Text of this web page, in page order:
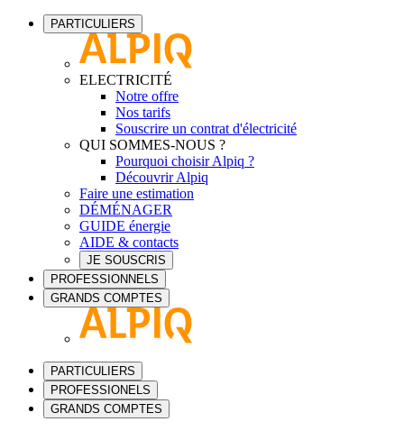
PARTICULIERS
ELECTRICITÉ
Notre offre
Nos tarifs
Souscrire un contrat d'électricité
QUI SOMMES-NOUS ?
Pourquoi choisir Alpiq ?
Découvrir Alpiq
Faire une estimation
DÉMÉNAGER
GUIDE énergie
AIDE & contacts
JE SOUSCRIS
PROFESSIONNELS
GRANDS COMPTES
PARTICULIERS
PROFESSIONELS
GRANDS COMPTES